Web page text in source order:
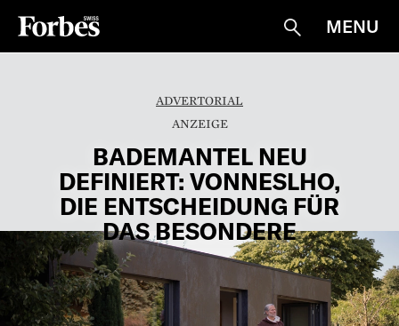
Suche
MENU
ADVERTORIAL
BADEMANTEL NEU
DEFINIERT: VONNESLHO,
DIE ENTSCHEIDUNG FÜR
DAS BESONDERE